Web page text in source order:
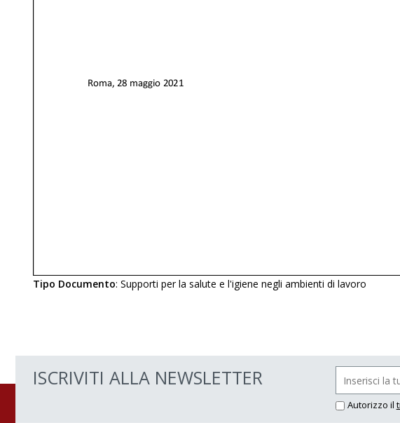
Tipo Documento: Supporti per la salute e l'igiene negli ambienti di lavoro
ISCRIVITI ALLA NEWSLETTER
Autorizzo il